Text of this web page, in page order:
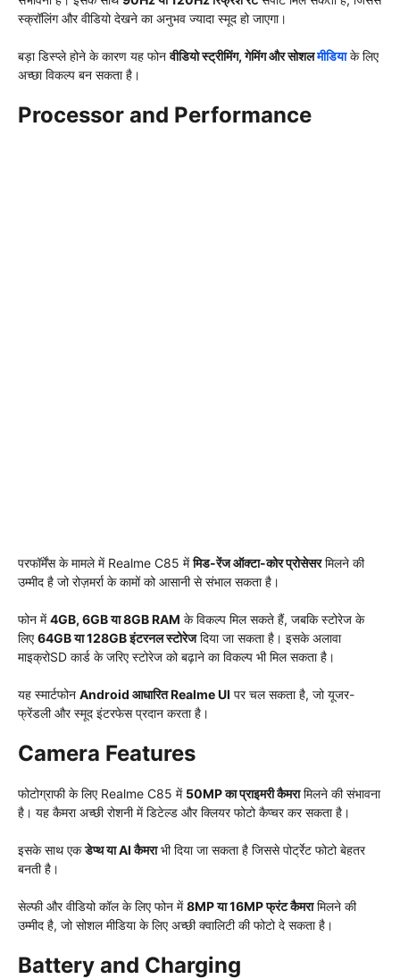
स्क्रॉलिंग और वीडियो देखने का अनुभव ज्यादा स्मूद हो जाएगा।
बड़ा डिस्प्ले होने के कारण यह फोनवीडियो स्ट्रीमिंग, गेमिंग और सोशलमीडियाके लिए
अच्छा विकल्प बन सकता है।
Processor and Performance
परफॉर्मेंस के मामले में Realme C85 मेंमिड-रेंज ऑक्टा-कोर प्रोसेसरमिलने की
उम्मीद है जो रोज़मर्रा के कामों को आसानी से संभाल सकता है।
फोन में4GB, 6GB या 8GB RAM के विकल्प मिल सकते हैं, जबकि स्टोरेज के
लिए64GB या 128GB इंटरनल स्टोरेजदिया जा सकता है। इसके अलावा
माइक्रोSD कार्ड के जरिए स्टोरेज को बढ़ाने का विकल्प भी मिल सकता है।
यह स्मार्टफोन Android आधारित Realme UI पर चल सकता है, जो यूजर-
फ्रेंडली और स्मूद इंटरफेस प्रदान करता है।
Camera Features
फोटोग्राफी के लिए Realme C85 में 50MP का प्राइमरी कैमरामिलने की संभावना
है। यह कैमरा अच्छी रोशनी में डिटेल्ड और क्लियर फोटो कैप्चर कर सकता है।
इसके साथ एकडेप्थ या AI कैमराभी दिया जा सकता है जिससे पोर्ट्रेट फोटो बेहतर
बनती है।
सेल्फी और वीडियो कॉल के लिए फोन में8MP या 16MP फ्रंट कैमरामिलने की
उम्मीद है, जो सोशल मीडिया के लिए अच्छी क्वालिटी की फोटो दे सकता है।
Battery and Charging